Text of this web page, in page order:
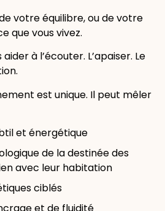
votre équilibre, ou de votre
que vous vivez.
à l’écouter. L’apaiser. Le
est unique. Il peut mêler
et énergétique
de la destinée des
avec leur habitation
ciblés